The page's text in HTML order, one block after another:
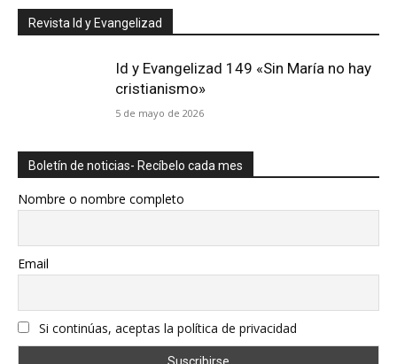
Revista Id y Evangelizad
Id y Evangelizad 149 «Sin María no hay
cristianismo»
5 de mayo de 2026
Boletín de noticias- Recíbelo cada mes
Nombre o nombre completo
Email
Si continúas, aceptas la política de privacidad